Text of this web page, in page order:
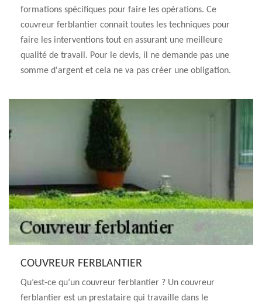
formations spécifiques pour faire les opérations. Ce
couvreur ferblantier connait toutes les techniques pour
faire les interventions tout en assurant une meilleure
qualité de travail. Pour le devis, il ne demande pas une
somme d'argent et cela ne va pas créer une obligation.
COUVREUR FERBLANTIER
Qu’est-ce qu’un couvreur ferblantier ? Un couvreur
ferblantier est un prestataire qui travaille dans le